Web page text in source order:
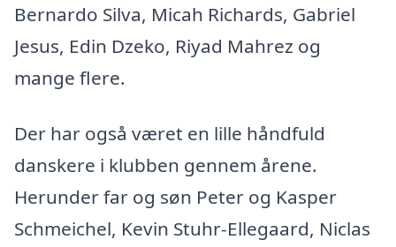
Bernardo Silva, Micah Richards, Gabriel
Jesus, Edin Dzeko, Riyad Mahrez og
mange flere.
Der har også været en lille håndfuld
danskere i klubben gennem årene.
Herunder far og søn Peter og Kasper
Schmeichel, Kevin Stuhr-Ellegaard, Niclas